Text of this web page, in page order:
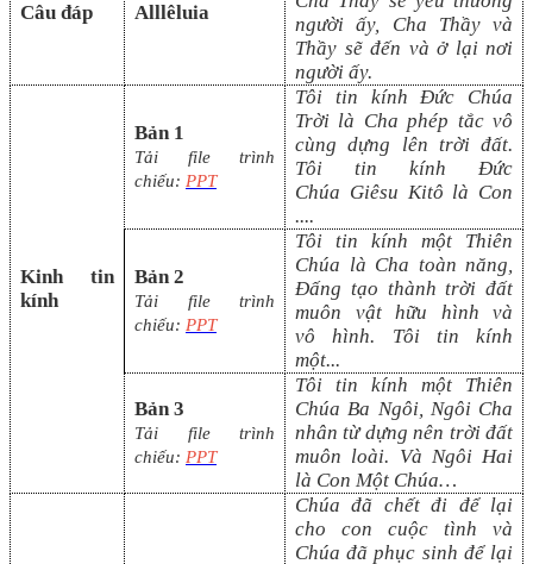
Câu đáp Alllêluia
người ấy, Cha Thầy và
Thầy sẽ đến và ở lại nơi
người ấy.
Kinh tin
kính
Bản 1
Tải file trình
chiếu: PPT
Tôi tin kính Đức Chúa
Trời là Cha phép tắc vô
cùng dựng lên trời đất.
Tôi tin kính Đức
Chúa Giêsu Kitô là Con
....
Bản 2
Tải file trình
chiếu: PPT
Tôi tin kính một Thiên
Chúa là Cha toàn năng,
Đấng tạo thành trời đất
muôn vật hữu hình và
vô hình. Tôi tin kính
một...
Bản 3
Tải file trình
chiếu: PPT
Tôi tin kính một Thiên
Chúa Ba Ngôi, Ngôi Cha
nhân từ dựng nên trời đất
muôn loài. Và Ngôi Hai
là Con Một Chúa…
Chúa đã chết đi để lại
cho con cuộc tình và
Chúa đã phục sinh để lại